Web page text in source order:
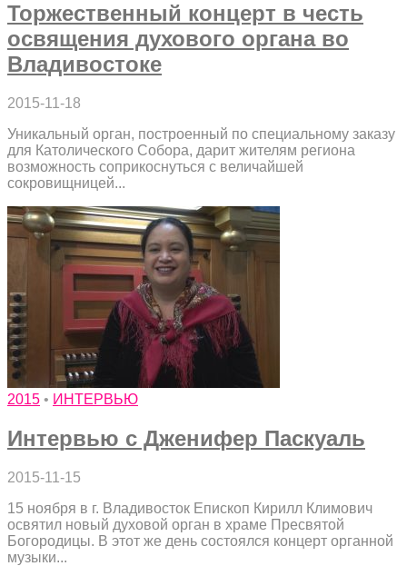
Торжественный концерт в честь
освящения духового органа во
Владивостоке
2015-11-18
Уникальный орган, построенный по специальному заказу
для Католического Собора, дарит жителям региона
возможность соприкоснуться с величайшей
сокровищницей...
2015 • ИНТЕРВЬЮ
Интервью с Дженифер Паскуаль
2015-11-15
15 ноября в г. Владивосток Епископ Кирилл Климович
освятил новый духовой орган в храме Пресвятой
Богородицы. В этот же день состоялся концерт органной
музыки...